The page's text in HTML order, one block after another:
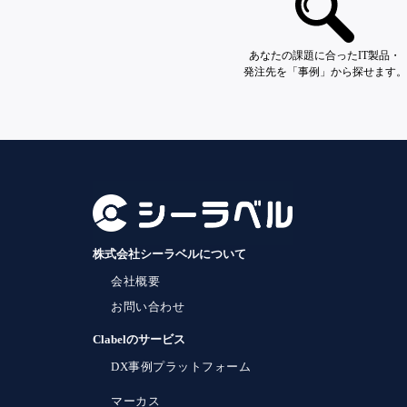
あなたの課題に合ったIT製品・
発注先を「事例」から探せます。
株式会社シーラベルについて
会社概要
お問い合わせ
Clabelのサービス
DX事例プラットフォーム
マーカス